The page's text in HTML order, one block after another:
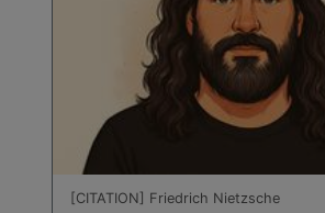
[CITATION] Friedrich Nietzsche